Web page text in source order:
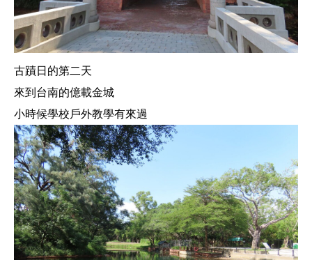
古蹟日的第二天
來到台南的億載金城
小時候學校戶外教學有來過